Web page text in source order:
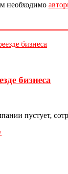
необходимо
бизнеса
пустует,